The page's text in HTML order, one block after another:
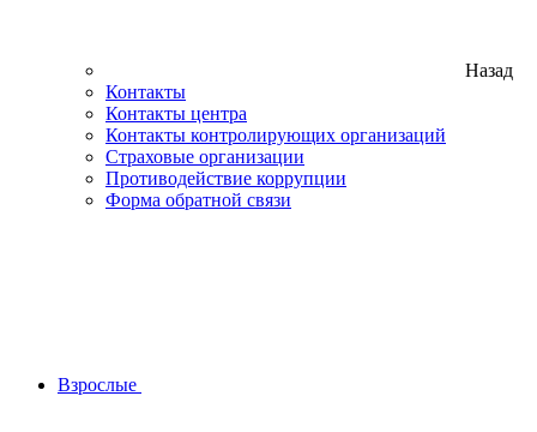
Назад
Контакты
Контакты центра
Контакты контролирующих организаций
Страховые организации
Противодействие коррупции
Форма обратной связи
Взрослые